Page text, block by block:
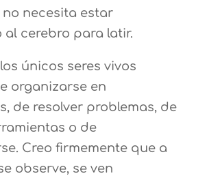
no necesita estar
al cerebro para latir.
únicos seres vivos
organizarse en
de resolver problemas, de
o de
Creo firmemente que a
observe, se ven